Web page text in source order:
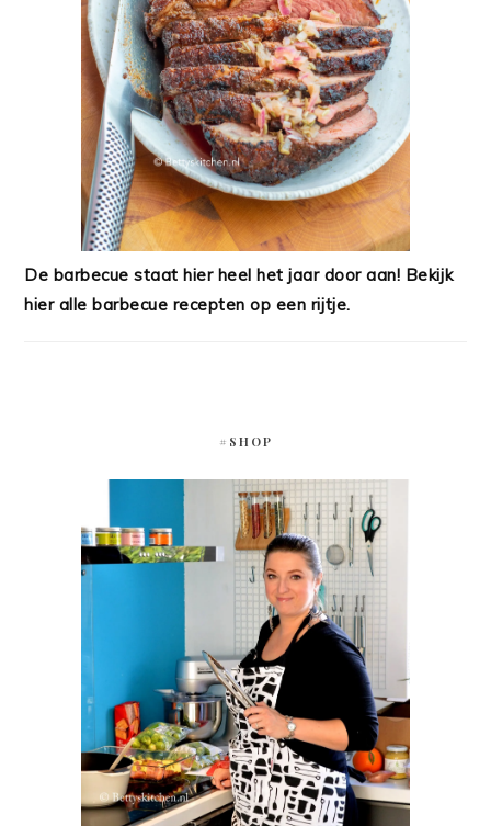
De barbecue staat hier heel het jaar door aan! Bekijk
hier alle barbecue recepten op een rijtje.
#SHOP